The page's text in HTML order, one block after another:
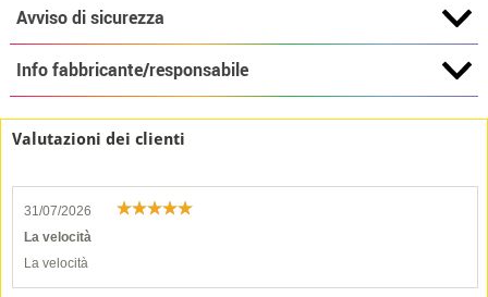
Avviso di sicurezza
Info fabbricante/responsabile
Valutazioni dei clienti
31/07/2026
La velocità
La velocità